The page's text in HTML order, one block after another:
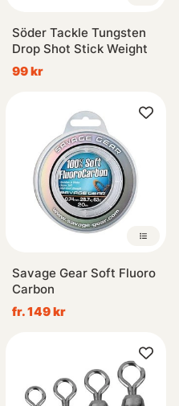
Söder Tackle Tungsten
Drop Shot Stick Weight
99 kr
Savage Gear Soft Fluoro
Carbon
fr. 149 kr